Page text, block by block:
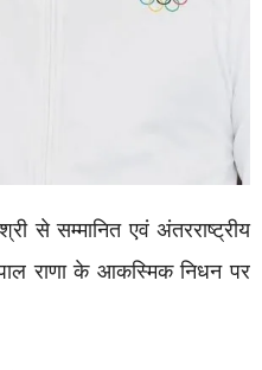
से सम्मानित एवं अंतरराष्ट्रीय
राणा के आकस्मिक निधन पर